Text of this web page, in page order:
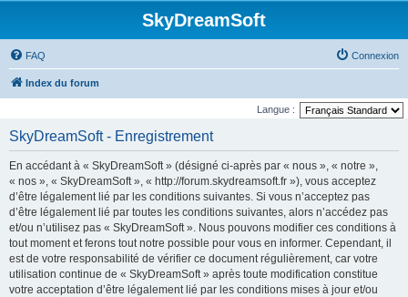
SkyDreamSoft
FAQ Connexion
Index du forum
Langue :
SkyDreamSoft - Enregistrement
En accédant à « SkyDreamSoft » (désigné ci-après par « nous », « notre »,
« nos », « SkyDreamSoft », « http://forum.skydreamsoft.fr »), vous acceptez
d’être légalement lié par les conditions suivantes. Si vous n’acceptez pas
d’être légalement lié par toutes les conditions suivantes, alors n’accédez pas
et/ou n’utilisez pas « SkyDreamSoft ». Nous pouvons modifier ces conditions à
tout moment et ferons tout notre possible pour vous en informer. Cependant, il
est de votre responsabilité de vérifier ce document régulièrement, car votre
utilisation continue de « SkyDreamSoft » après toute modification constitue
votre acceptation d’être légalement lié par les conditions mises à jour et/ou